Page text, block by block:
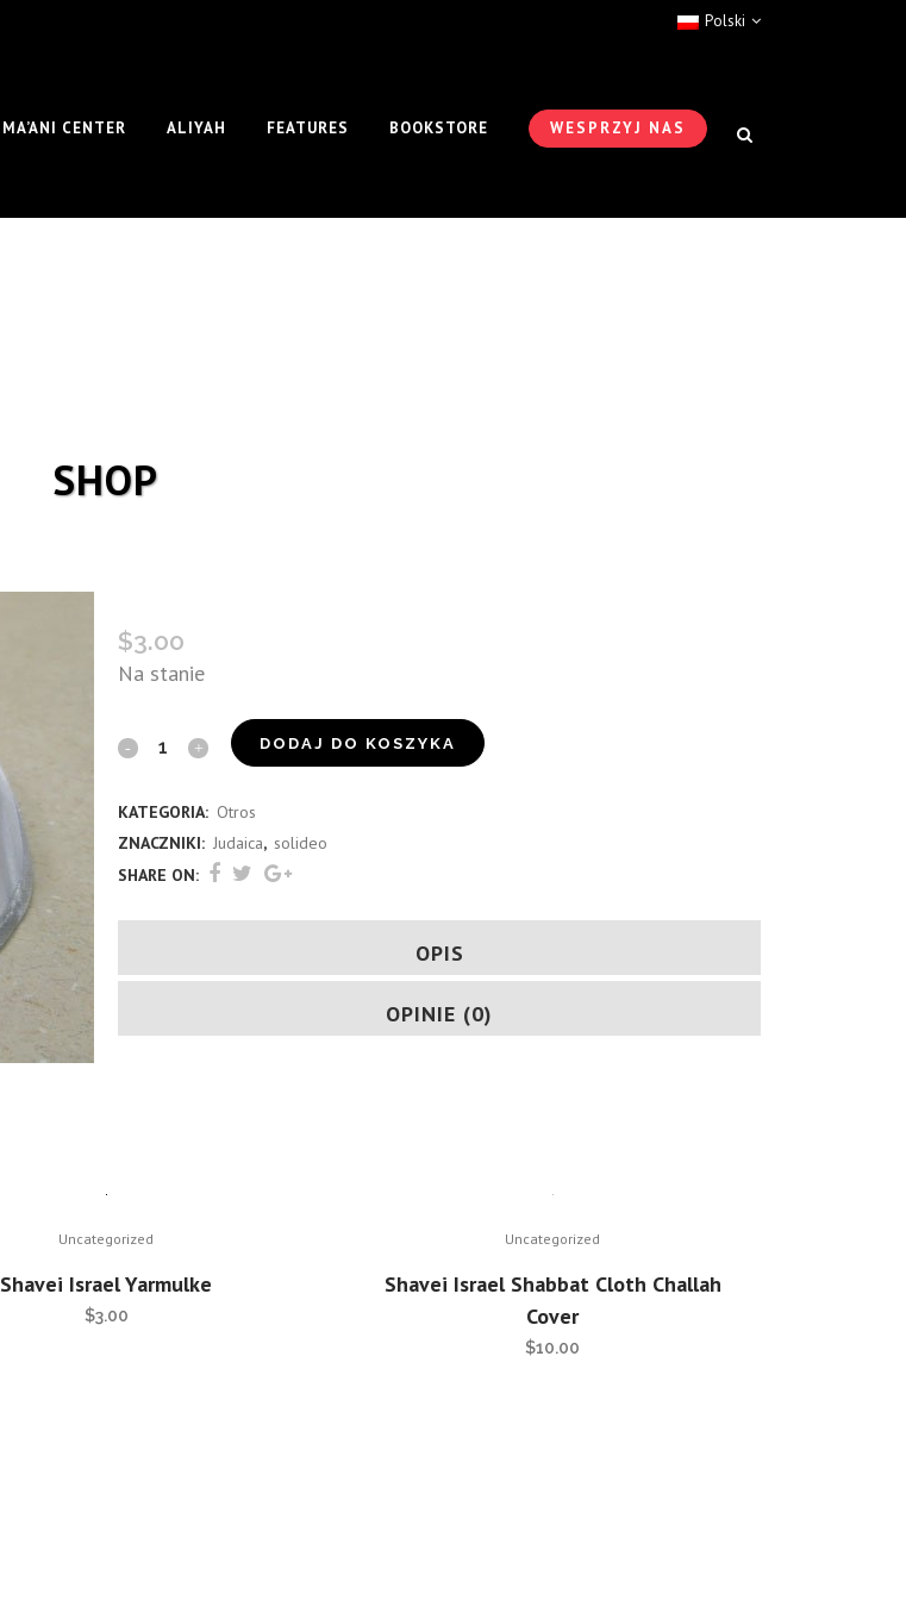
Polski
WESPRZYJ NAS
MA’ANI CENTER ALIYAH FEATURES BOOKSTORE
SHOP
$3.00
Na stanie
Kipá
Shavei
Israel
quantity
DODAJ DO KOSZYKA
KATEGORIA: Otros
ZNACZNIKI: Judaica, solideo
SHARE ON:
OPIS
OPINIE (0)
Uncategorized
Shavei Israel Yarmulke
$3.00
Uncategorized
Shavei Israel Shabbat Cloth Challah
Cover
$10.00